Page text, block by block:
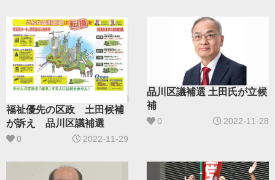
福祉優先の区政 土田候補
が訴え 品川区議補選
0 2022-11-29
品川区議補選 土田氏が立候
補
0 2022-11-28